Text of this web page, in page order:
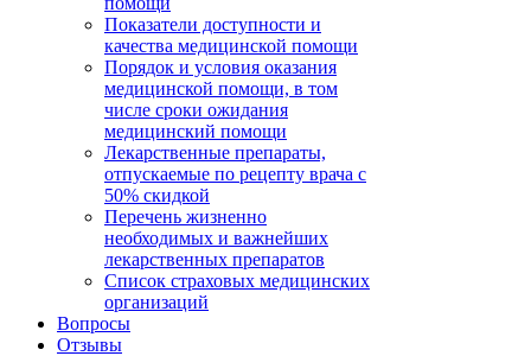
Показатели доступности и
качества медицинской помощи
Порядок и условия оказания
медицинской помощи, в том
числе сроки ожидания
медицинский помощи
Лекарственные препараты,
отпускаемые по рецепту врача с
50% скидкой
Перечень жизненно
необходимых и важнейших
лекарственных препаратов
Список страховых медицинских
организаций
Вопросы
Отзывы